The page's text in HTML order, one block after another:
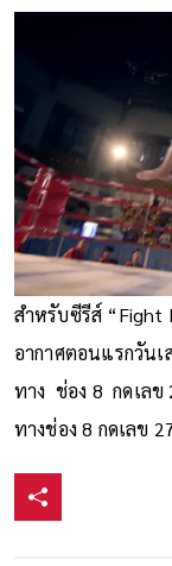
สำหรับซีรีส์ “Fight
อากาศตอนแรกวัน
ทาง ช่อง 8 กดเลข
ทางช่อง 8 กดเลข